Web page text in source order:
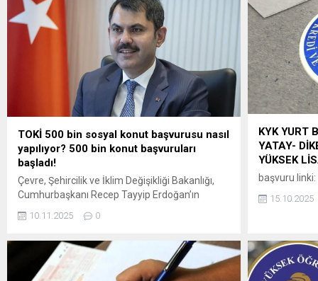
saygıyla duyurulur. ÖSYM BAŞKANLIĞI ” ÖSYM
2026 Yılı Sınav Takvimi (Güncel gelişmelere
göre ÖSYM Sınav Takvimi yenilenerek
kamuoyuna duyurulacaktır.)
08/10/2025
13/10/
il düzeyinde
alınan
TOKİ 500 bin sosyal konut başvurusu nasıl
yapılıyor? 500 bin konut başvuruları
başladı!
Çevre, Şehircilik ve İklim Değişikliği Bakanlığı,
Cumhurbaşkanı Recep Tayyip Erdoğan’ın
Projesi” ile Türkiye tarihinin en büyük sosyal
edilecek 500 bin sosyal konut, dar gelirli
vatandaşlar için yüzde 10 peşinat ve 240 aya
10.11.2025 0
KYK YURT
YATAY-
YÜKSEK
başvuru
15.10.2025